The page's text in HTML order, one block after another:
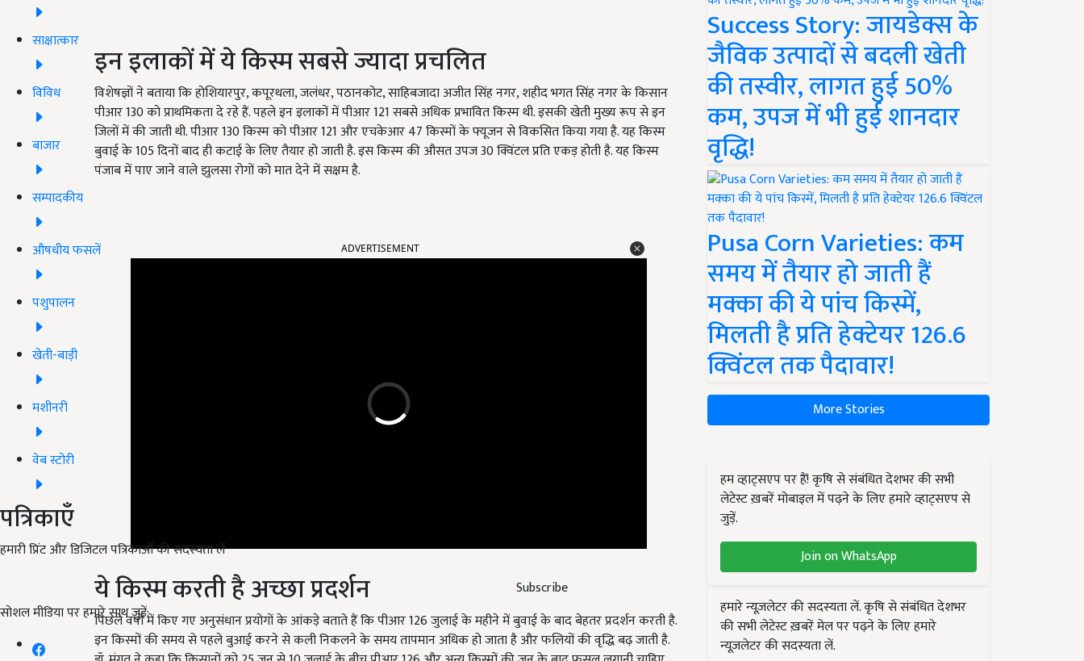
साक्षात्कार
विविध
बाजार
सम्पादकीय
औषधीय फसलें
पशुपालन
खेती-बाड़ी
मशीनरी
वेब स्टोरी
पत्रिकाएँ
हमारी प्रिंट और डिजिटल पत्रिकाओं की सदस्यता लें
Subscribe
सोशल मीडिया पर हमारे साथ जुड़ें:
इन इलाकों में ये किस्म सबसे ज्यादा प्रचलित
विशेषज्ञों ने बताया कि होशियारपुर, कपूरथला, जलंधर, पठानकोट, साहिबजादा अजीत सिंह नगर, शहीद भगत सिंह नगर के किसान
पीआर 130 को प्राथमिकता दे रहे हैं. पहले इन इलाकों में पीआर 121 सबसे अधिक प्रभावित किस्म थी. इसकी खेती मुख्य रूप से इन
जिलों में की जाती थी. पीआर 130 किस्म को पीआर 121 और एचकेआर 47 किस्मों के फ्यूजन से विकसित किया गया है. यह किस्म
बुवाई के 105 दिनों बाद ही कटाई के लिए तैयार हो जाती है. इस किस्म की औसत उपज 30 क्विंटल प्रति एकड़ होती है. यह किस्म
पंजाब में पाए जाने वाले झुलसा रोगों को मात देने में सक्षम है.
ये किस्म करती है अच्छा प्रदर्शन
पिछले वर्षों में किए गए अनुसंधान प्रयोगों के आंकड़े बताते हैं कि पीआर 126 जुलाई के महीने में बुवाई के बाद बेहतर प्रदर्शन करती है.
इन किस्मों की समय से पहले बुआई करने से कली निकलने के समय तापमान अधिक हो जाता है और फलियों की वृद्धि बढ़ जाती है.
डॉ. मंगत ने कहा कि किसानों को 25 जून से 10 जुलाई के बीच पीआर 126 और अन्य किस्मों की जून के बाद फसल लगानी चाहिए.
Success Story: जायडेक्स के
जैविक उत्पादों से बदली खेती
की तस्वीर, लागत हुई 50%
कम, उपज में भी हुई शानदार
वृद्धि!
Pusa Corn Varieties: कम
समय में तैयार हो जाती हैं
मक्का की ये पांच किस्में,
मिलती है प्रति हेक्टेयर 126.6
क्विंटल तक पैदावार!
More Stories
हम व्हाट्सएप पर हैं! कृषि से संबंधित देशभर की सभी
लेटेस्ट ख़बरें मोबाइल में पढ़ने के लिए हमारे व्हाट्सएप से
जुड़ें.
Join on WhatsApp
हमारे न्यूज़लेटर की सदस्यता लें. कृषि से संबंधित देशभर
की सभी लेटेस्ट ख़बरें मेल पर पढ़ने के लिए हमारे
न्यूज़लेटर की सदस्यता लें.